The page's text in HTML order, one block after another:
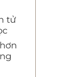
tử